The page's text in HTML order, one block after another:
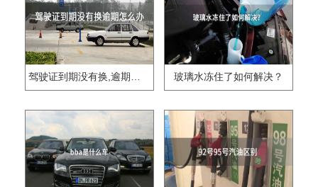
驾驶证到期没有换,逾期怎么办?? 玻璃水冻住了如何解决？